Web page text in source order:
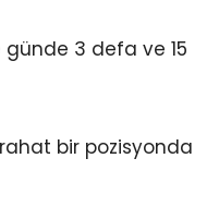
3 defa ve 15
rahat bir pozisyonda